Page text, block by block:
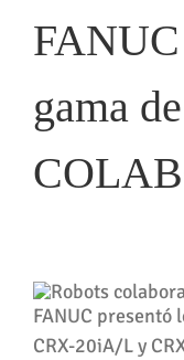
gama
FANUC presentó
CRX-20iA/L y